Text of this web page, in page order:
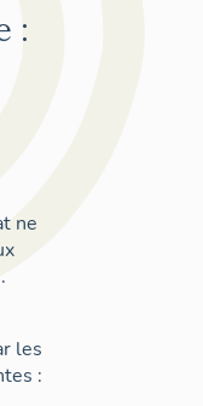
:
ne
les
: